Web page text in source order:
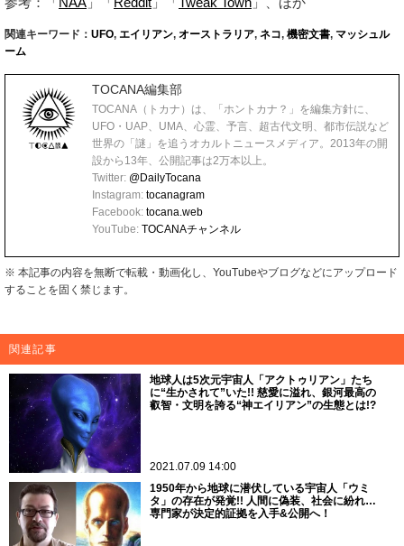
関連キーワード： UFO, エイリアン, オーストラリア, ネコ, 機密文書, マッシュル
ーム
TOCANA編集部
TOCANA（トカナ）は、「ホントカナ？」を編集方針に、
UFO・UAP、UMA、心霊、予言、超古代文明、都市伝説など
世界の「謎」を追うオカルトニュースメディア。2013年の開
設から13年、公開記事は2万本以上。
Twitter: @DailyTocana
Instagram: tocanagram
Facebook: tocana.web
YouTube: TOCANAチャンネル
※ 本記事の内容を無断で転載・動画化し、YouTubeやブログなどにアップロード
することを固く禁じます。
関連記事
地球人は5次元宇宙人「アクトゥリアン」たち
に“生かされて”いた!! 慈愛に溢れ、銀河最高の
叡智・文明を誇る“神エイリアン”の生態とは!?
2021.07.09 14:00
1950年から地球に潜伏している宇宙人「ウミ
タ」の存在が発覚!! 人間に偽装、社会に紛れ…
専門家が決定的証拠を入手&公開へ！